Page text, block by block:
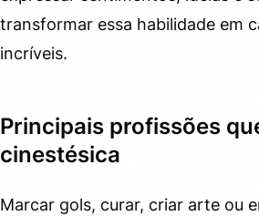
transformar essa habilidade em
incríveis.
Principais profissões
cinestésica
Marcar gols, curar, criar arte ou